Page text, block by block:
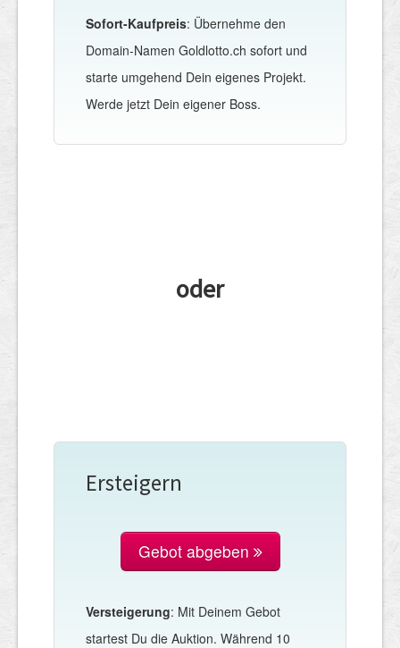
Sofort-Kaufpreis: Übernehme den
Domain-Namen Goldlotto.ch sofort und
starte umgehend Dein eigenes Projekt.
Werde jetzt Dein eigener Boss.
oder
Ersteigern
Gebot abgeben
Versteigerung: Mit Deinem Gebot
startest Du die Auktion. Während 10